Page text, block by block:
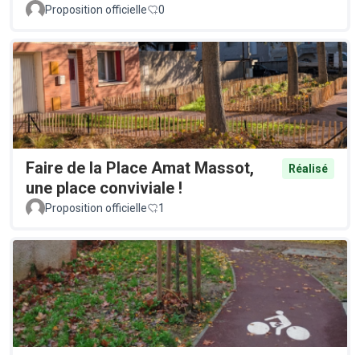
Proposition officielle 0
Faire de la Place Amat Massot,
une place conviviale !
Réalisé
Proposition officielle 1